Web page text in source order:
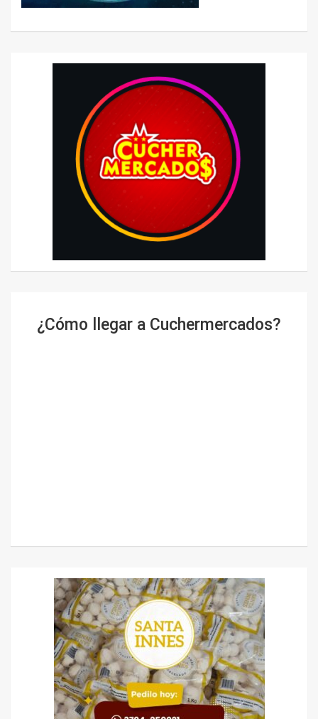
¿Cómo llegar a Cuchermercados?